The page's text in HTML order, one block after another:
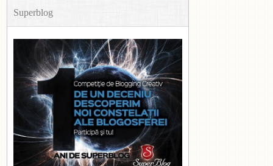
Superblog